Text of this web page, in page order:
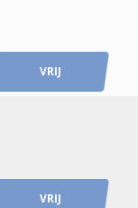
VRIJ
VRIJ